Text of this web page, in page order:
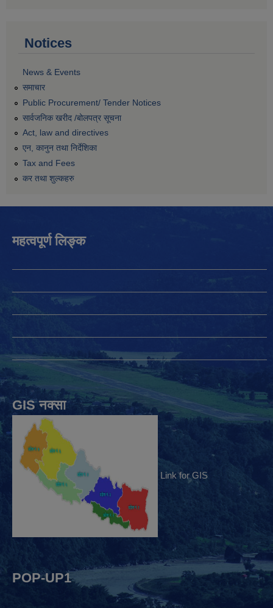
Notices
News & Events
समाचार
Public Procurement/ Tender Notices
सार्वजनिक खरीद /बोलपत्र सूचना
Act, law and directives
एन, कानुन तथा निर्देशिका
Tax and Fees
कर तथा शुल्कहरु
महत्वपूर्ण लिङ्क
GIS नक्सा
Link for GIS
POP-UP1